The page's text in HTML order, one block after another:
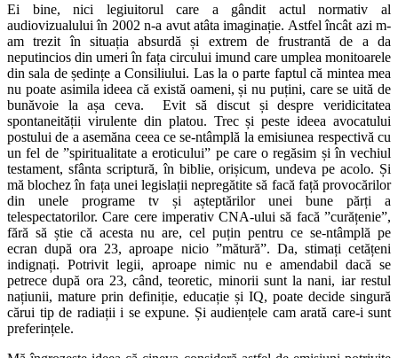
Ei bine, nici legiuitorul care a gândit actul normativ al
audiovizualului în 2002 n-a avut atâta imaginație. Astfel încât azi m-
am trezit în situația absurdă și extrem de frustrantă de a da
neputincios din umeri în fața circului imund care umplea monitoarele
din sala de ședințe a Consiliului. Las la o parte faptul că mintea mea
nu poate asimila ideea că există oameni, și nu puțini, care se uită de
bunăvoie la așa ceva. Evit să discut și despre veridicitatea
spontaneității virulente din platou. Trec și peste ideea avocatului
postului de a asemăna ceea ce se-ntâmplă la emisiunea respectivă cu
un fel de ”spiritualitate a eroticului” pe care o regăsim și în vechiul
testament, sfânta scriptură, în biblie, orișicum, undeva pe acolo. Și
mă blochez în fața unei legislații nepregătite să facă față provocărilor
din unele programe tv și așteptărilor unei bune părți a
telespectatorilor. Care cere imperativ CNA-ului să facă ”curățenie”,
fără să știe că acesta nu are, cel puțin pentru ce se-ntâmplă pe
ecran după ora 23, aproape nicio ”mătură”. Da, stimați cetățeni
indignați. Potrivit legii, aproape nimic nu e amendabil dacă se
petrece după ora 23, când, teoretic, minorii sunt la nani, iar restul
națiunii, mature prin definiție, educație și IQ, poate decide singură
cărui tip de radiații i se expune. Și audiențele cam arată care-i sunt
preferințele.